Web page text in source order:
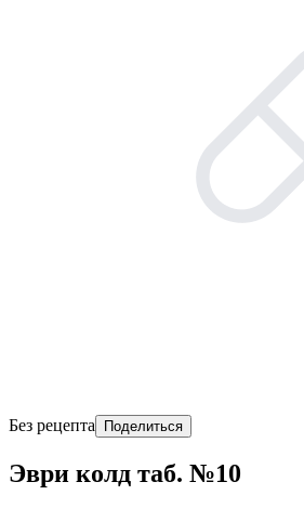
Без рецепта Поделиться
Эври колд таб. №10